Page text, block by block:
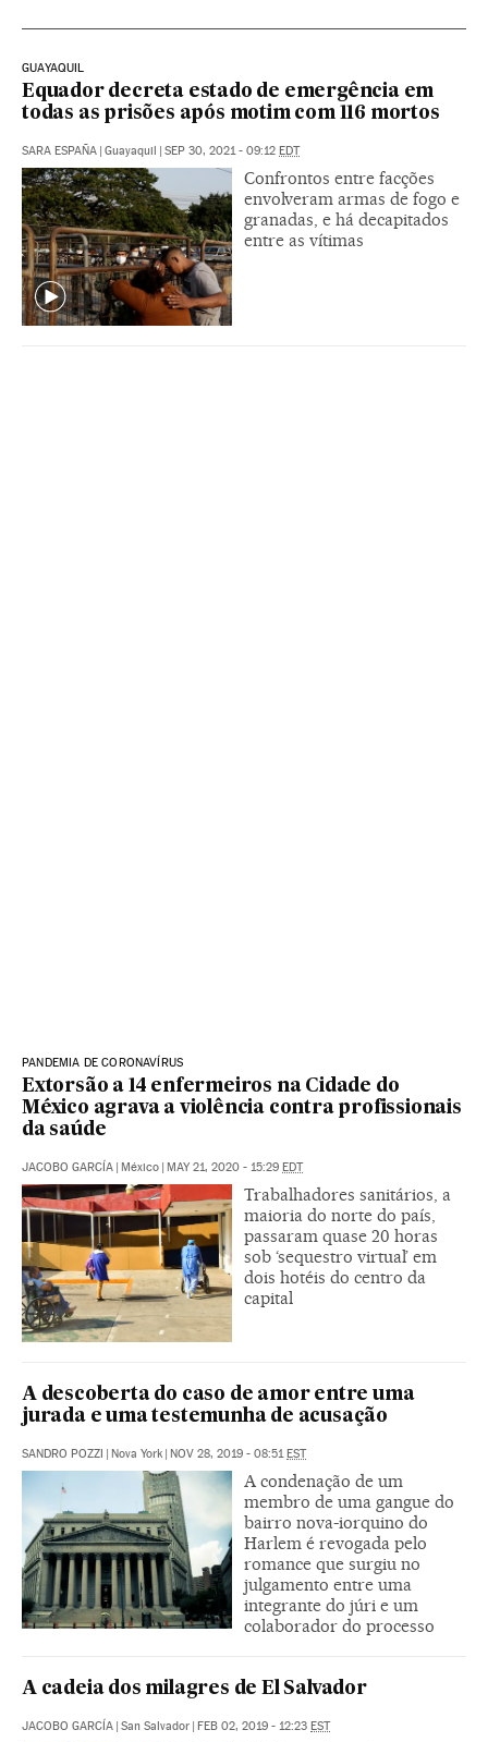
GUAYAQUIL
Equador decreta estado de emergência em
todas as prisões após motim com 116 mortos
SARA ESPAÑA Guayaquil SEP 30, 2021 - 09:12 EDT
Confrontos entre facções
envolveram armas de fogo e
granadas, e há decapitados
entre as vítimas
PANDEMIA DE CORONAVÍRUS
Extorsão a 14 enfermeiros na Cidade do
México agrava a violência contra profissionais
da saúde
JACOBO GARCÍA México MAY 21, 2020 - 15:29 EDT
Trabalhadores sanitários, a
maioria do norte do país,
passaram quase 20 horas
sob ‘sequestro virtual’ em
dois hotéis do centro da
capital
A descoberta do caso de amor entre uma
jurada e uma testemunha de acusação
SANDRO POZZI Nova York NOV 28, 2019 - 08:51 EST
A condenação de um
membro de uma gangue do
bairro nova-iorquino do
Harlem é revogada pelo
romance que surgiu no
julgamento entre uma
integrante do júri e um
colaborador do processo
A cadeia dos milagres de El Salvador
JACOBO GARCÍA San Salvador FEB 02, 2019 - 12:23 EST